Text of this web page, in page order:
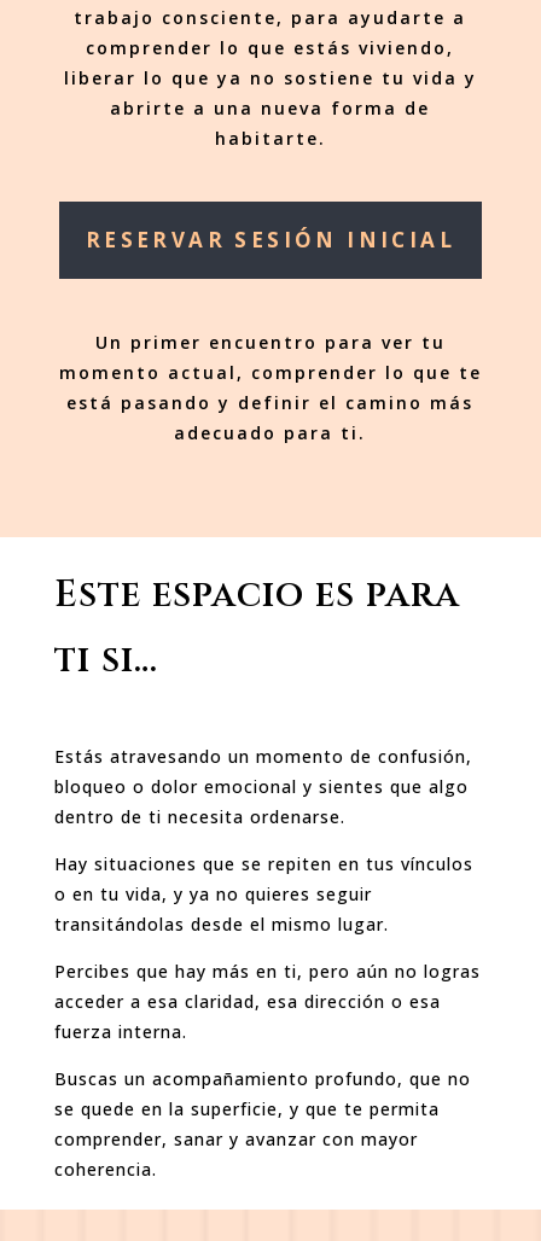
trabajo consciente, para ayudarte a
comprender lo que estás viviendo,
liberar lo que ya no sostiene tu vida y
abrirte a una nueva forma de
habitarte.
RESERVAR SESIÓN INICIAL
Un primer encuentro para ver tu
momento actual, comprender lo que te
está pasando y definir el camino más
adecuado para ti.
Este espacio es para
ti si…
Estás atravesando un momento de confusión,
bloqueo o dolor emocional y sientes que algo
dentro de ti necesita ordenarse.
Hay situaciones que se repiten en tus vínculos
o en tu vida, y ya no quieres seguir
transitándolas desde el mismo lugar.
Percibes que hay más en ti, pero aún no logras
acceder a esa claridad, esa dirección o esa
fuerza interna.
Buscas un acompañamiento profundo, que no
se quede en la superficie, y que te permita
comprender, sanar y avanzar con mayor
coherencia.